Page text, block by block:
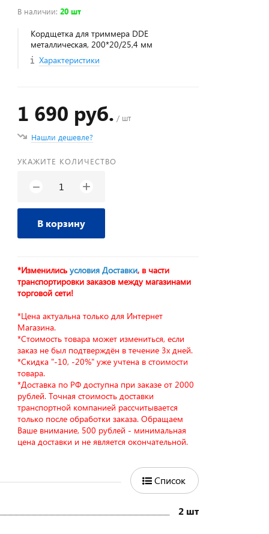
В наличии:20 шт
Кордщетка для триммера DDE
металлическая, 200*20/25,4 мм
Характеристики
1 690 руб. / шт
Нашли дешевле?
УКАЖИТЕ КОЛИЧЕСТВО
− +
В корзину
*Изменилисьусловия Доставки, в части
транспортировки заказов между магазинами
торговой сети!
*Цена актуальна только для Интернет
Магазина.
*Стоимость товара может измениться, если
заказ не был подтверждён в течение 3х дней.
*Скидка "-10, -20%" уже учтена в стоимости
товара.
*Доставка по РФ доступна при заказе от 2000
рублей. Точная стоимость доставки
транспортной компанией рассчитывается
только после обработки заказа. Обращаем
Ваше внимание, 500 рублей - минимальная
цена доставки и не является окончательной.
Список
2 шт